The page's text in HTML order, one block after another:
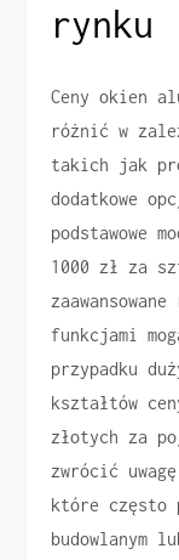
rynku
Ceny okien
różnić w
takich jak
dodatkowe
podstawowe
1000 zł za
funkcjami
przypadku
kształtów
złotych za
zwrócić
które często
budowlanym